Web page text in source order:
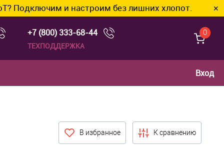
и настроим без лишних хлопот. ✕
+7 (800) 333-68-44
ТЕХПОДДЕРЖКА
0
Вход
В избранное К сравнению